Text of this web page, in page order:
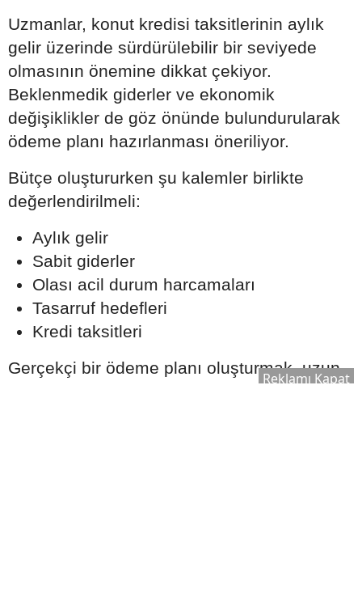
Uzmanlar, konut kredisi taksitlerinin aylık
gelir üzerinde sürdürülebilir bir seviyede
olmasının önemine dikkat çekiyor.
Beklenmedik giderler ve ekonomik
değişiklikler de göz önünde bulundurularak
ödeme planı hazırlanması öneriliyor.
Bütçe oluştururken şu kalemler birlikte
değerlendirilmeli:
Aylık gelir
Sabit giderler
Olası acil durum harcamaları
Tasarruf hedefleri
Kredi taksitleri
Gerçekçi bir ödeme planı oluşturmak, uzun
Reklamı Kapat